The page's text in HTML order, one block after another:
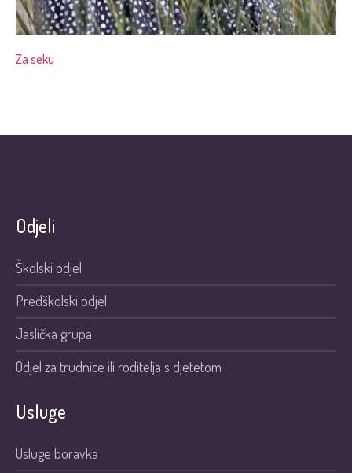
Za seku
Odjeli
Školski odjel
Predškolski odjel
Jaslička grupa
Odjel za trudnice ili roditelja s djetetom
Usluge
Usluge boravka